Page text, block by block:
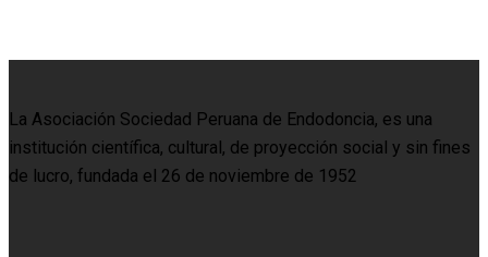
La Asociación Sociedad Peruana de Endodoncia, es una
institución científica, cultural, de proyección social y sin fines
de lucro, fundada el 26 de noviembre de 1952